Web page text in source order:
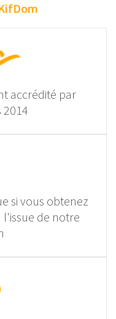
accrédité par
2014
si vous obtenez
de notre